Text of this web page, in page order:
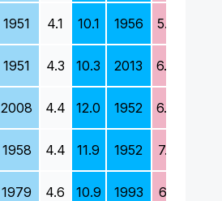
1951 4.1 10.1 1956 5.8
1951 4.3 10.3 2013 6.4
2008 4.4 12.0 1952 6.4
1958 4.4 11.9 1952 7.2
1979 4.6 10.9 1993 6.1